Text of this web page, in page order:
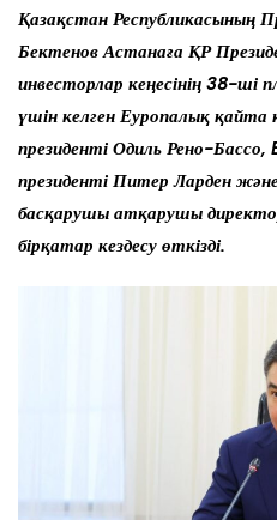
Қазақстан Республикасының
Бектенов Астанаға ҚР
инвесторлар кеңесінің 38-
үшін келген Еуропалық қайта
президенті Одиль Рено-
президенті Питер Ларден
басқарушы атқарушы
бірқатар кездесу өткізді.